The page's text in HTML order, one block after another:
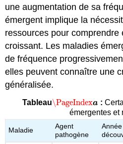
une augmentation de sa
émergent implique la
ressources pour
croissant. Les maladies
de fréquence
elles peuvent connaître une
généralisée.
Tableau\PageIndexa
\PageIndexa :
émergentes et
Maladie
Agent
pathogène